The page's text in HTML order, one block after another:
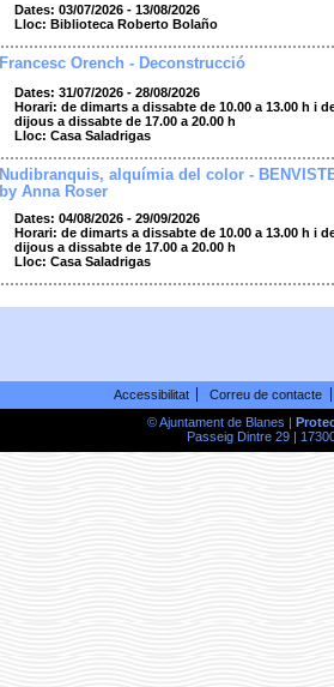
Dates: 03/07/2026 - 13/08/2026
Lloc: Biblioteca Roberto Bolaño
Francesc Orench - Deconstrucció
Dates: 31/07/2026 - 28/08/2026
Horari: de dimarts a dissabte de 10.00 a 13.00 h i
dijous a dissabte de 17.00 a 20.00 h
Lloc: Casa Saladrigas
Nudibranquis, alquímia del color -
by Anna Roser
Dates: 04/08/2026 - 29/09/2026
Horari: de dimarts a dissabte de 10.00 a 13.00 h i
dijous a dissabte de 17.00 a 20.00 h
Lloc: Casa Saladrigas
Accessibilitat
Correu de contacte
© Ajuntament de Blanes |
Passeig Dintre 29 |